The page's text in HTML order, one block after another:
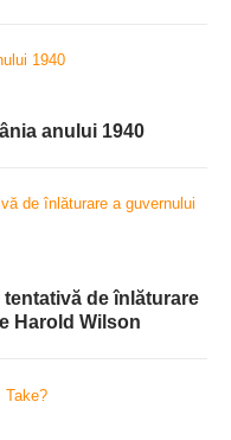
anului 1940
de înlăturare
Harold Wilson